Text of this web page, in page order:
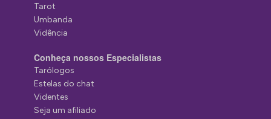
Tarot
Umbanda
Vidência
Conheça nossos Especialistas
Tarólogos
Estelas do chat
Videntes
Seja um afiliado